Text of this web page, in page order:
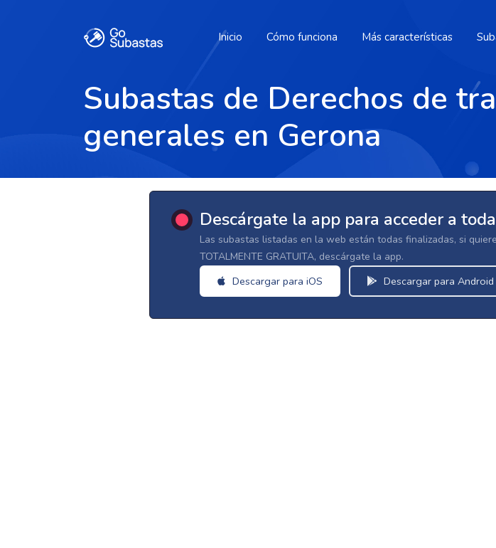
Inicio Cómo funciona Más características
Subastas de Derechos de
generales en Gerona
Descárgate la app para acceder a
Las subastas listadas en la web están todas finalizadas, si
TOTALMENTE GRATUITA, descárgate la app.
Descargar para iOS Descargar para Android